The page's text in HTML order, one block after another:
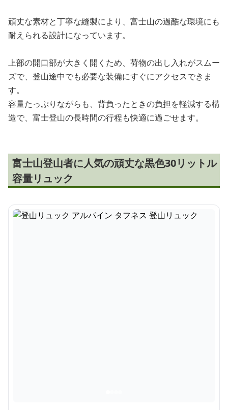
頑丈な素材と丁寧な縫製により、富士山の過酷な環境にも
耐えられる設計になっています。
上部の開口部が大きく開くため、荷物の出し入れがスムー
ズで、登山途中でも必要な装備にすぐにアクセスできま
す。
容量たっぷりながらも、背負ったときの負担を軽減する構
造で、富士登山の長時間の行程も快適に過ごせます。
富士山登山者に人気の頑丈な黒色30リットル
容量リュック